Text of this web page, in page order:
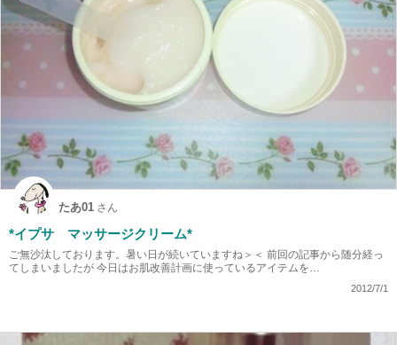
たあ01 さん
*イプサ マッサージクリーム*
ご無沙汰しております。暑い日が続いていますね＞＜ 前回の記事から随分経っ
てしまいましたが 今日はお肌改善計画に使っているアイテムを…
2012/7/1